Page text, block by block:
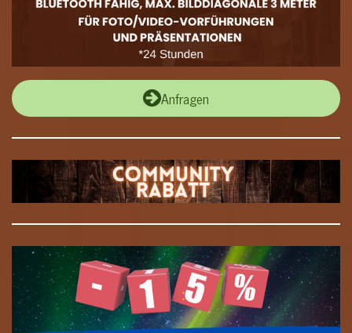
Anfragen